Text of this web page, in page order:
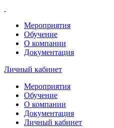
Мероприятия
Обучение
О компании
Документация
Личный кабинет
Мероприятия
Обучение
О компании
Документация
Личный кабинет